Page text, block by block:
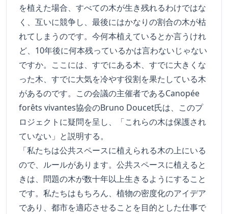
を植えた場合、すべての木が生き残れるわけではな
く、互いに競争し、最後にはかなりの割合の木が枯
れてしまうのです。今何本植えているとか言うけれ
ど、10年後に何本残っているかは言わないじゃない
ですか。ここには、すでにある木、すでに大きくな
った木、すでに大気を冷やす役割を果たしている木
があるのです。この会議の主催者であるCanopée
forêts vivantes協会のBruno Doucet氏は、このプ
ロジェクトに疑問を呈し、「これらの木は保護され
ていない」と説明する。
「私たちは公共スペースに植えられる木の上にいる
ので、ルールがあります。公共スペースに植えると
きは、問題の木が数十年以上生きるようにすること
です。私たちはもちろん、植物の密度化のアイデア
であり、都市を適応させることを目的とした仕事で